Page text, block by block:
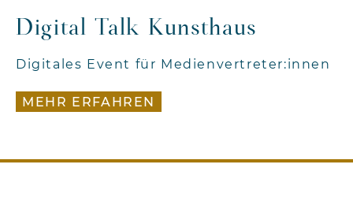
Digital Talk Kunsthaus
Digitales Event für Medienvertreter:innen
MEHR ERFAHREN